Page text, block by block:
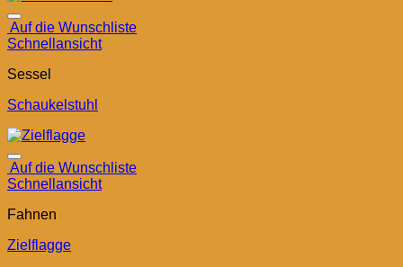
Auf die Wunschliste
Schnellansicht
Sessel
Schaukelstuhl
Auf die Wunschliste
Schnellansicht
Fahnen
Zielflagge